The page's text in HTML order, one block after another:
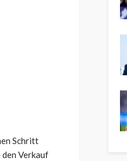
Schritt
Verkauf